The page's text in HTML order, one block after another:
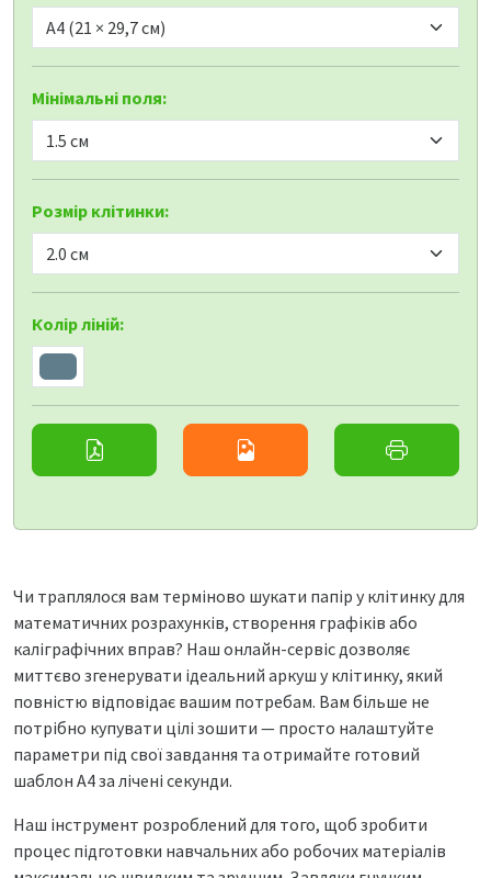
Мінімальні поля:
Розмір клітинки:
Колір ліній:
Чи траплялося вам терміново шукати папір у клітинку для
математичних розрахунків, створення графіків або
каліграфічних вправ? Наш онлайн-сервіс дозволяє
миттєво згенерувати ідеальний аркуш у клітинку, який
повністю відповідає вашим потребам. Вам більше не
потрібно купувати цілі зошити — просто налаштуйте
параметри під свої завдання та отримайте готовий
шаблон А4 за лічені секунди.
Наш інструмент розроблений для того, щоб зробити
процес підготовки навчальних або робочих матеріалів